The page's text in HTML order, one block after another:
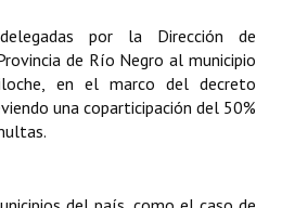
por la Dirección de
de Río Negro al municipio
en el marco del decreto
una coparticipación del 50%